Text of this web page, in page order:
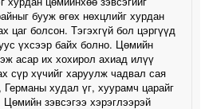
бууж өгөх нөхцлийг хурдан
цаг болсон. Тэгэхгүй бол цэргүүд
үхсээр байх болно. Цөмийн
асар их хохирол ахиад илүү
сүр хүчийг харуулж чадвал сая
худал үг, хуурамч царайг
зэвсэгээ хэрэглээрэй